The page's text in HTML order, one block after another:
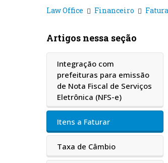
Law Office Financeiro
Artigos nessa seção
Integração com
prefeituras para emissão
de Nota Fiscal de Serviços
Eletrônica (NFS-e)
Itens a Faturar
Taxa de Câmbio